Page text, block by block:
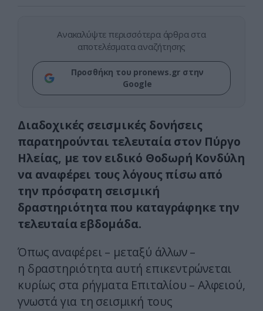
Ανακαλύψτε περισσότερα άρθρα στα
αποτελέσματα αναζήτησης
Προσθήκη του pronews.gr στην
Google
Διαδοχικές σεισμικές δονήσεις
παρατηρούνται τελευταία στον Πύργο
Ηλείας, με τον ειδικό Θοδωρή Κονδύλη
να αναφέρει τους λόγους πίσω από
την πρόσφατη σεισμική
δραστηριότητα που καταγράφηκε την
τελευταία εβδομάδα.
Όπως αναφέρει – μεταξύ άλλων –
η δραστηριότητα αυτή επικεντρώνεται
κυρίως στα ρήγματα Επιταλίου – Αλφειού,
γνωστά για τη σεισμική τους